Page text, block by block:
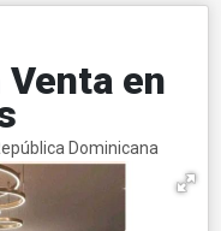
en
Dominicana